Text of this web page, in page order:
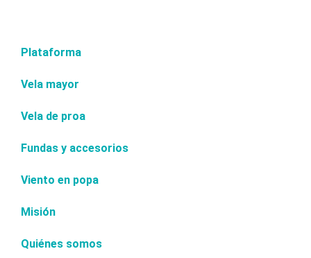
Plataforma
Vela mayor
Vela de proa
Fundas y accesorios
Viento en popa
Misión
Quiénes somos